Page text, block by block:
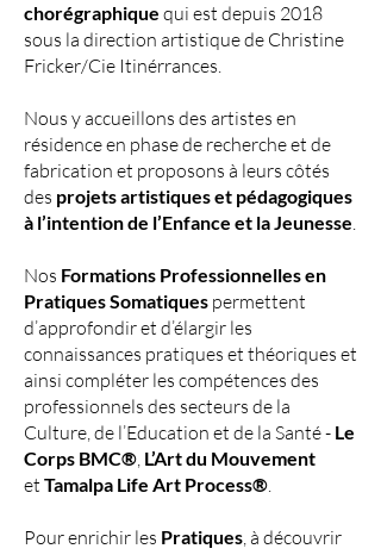
chorégraphique qui est depuis 2018
sous la direction artistique de Christine
Fricker/Cie Itinérrances.
Nous y accueillons des artistes en
résidence en phase de recherche et de
fabrication et proposons à leurs côtés
des projets artistiques et pédagogiques
à l’intention de l’Enfance et la Jeunesse.
Nos Formations Professionnelles en
Pratiques Somatiques permettent
d’approfondir et d’élargir les
connaissances pratiques et théoriques et
ainsi compléter les compétences des
professionnels des secteurs de la
Culture, de l’Education et de la Santé - Le
Corps BMC®, L’Art du Mouvement
et Tamalpa Life Art Process®.
Pour enrichir les Pratiques, à découvrir